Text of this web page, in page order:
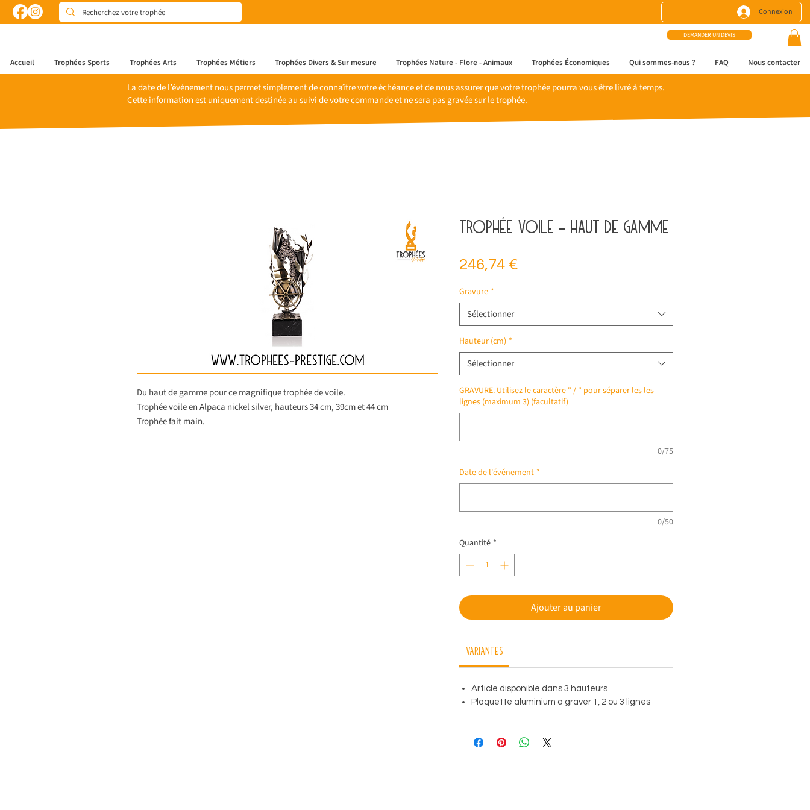
Connexion
DEMANDER UN DEVIS
Accueil Trophées Sports Trophées Arts Trophées Métiers Trophées Divers & Sur mesure Trophées Nature - Flore - Animaux Trophées Économiques Qui sommes-nous ? FAQ Nous contacter
La date de l’événement nous permet simplement de connaître votre échéance et de nous assurer que votre trophée pourra vous être livré à temps.
Cette information est uniquement destinée au suivi de votre commande et ne sera pas gravée sur le trophée.
Du haut de gamme pour ce magnifique trophée de voile.
Trophée voile en Alpaca nickel silver, hauteurs 34 cm, 39cm et 44 cm
Trophée fait main.
Trophée voile - haut de gamme
246,74 €
Gravure *
Sélectionner
Hauteur (cm) *
Sélectionner
GRAVURE. Utilisez le caractère " / " pour séparer les les
lignes (maximum 3) (facultatif)
0/75
Date de l'événement *
0/50
Quantité *
Ajouter au panier
Variantes
Article disponible dans 3 hauteurs
Plaquette aluminium à graver 1, 2 ou 3 lignes